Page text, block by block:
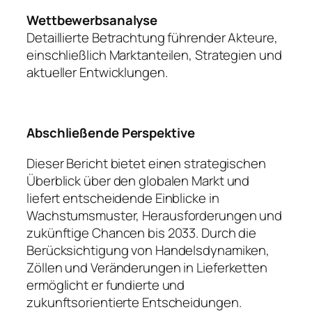
Wettbewerbsanalyse
Detaillierte Betrachtung führender Akteure,
einschließlich Marktanteilen, Strategien und
aktueller Entwicklungen.
Abschließende Perspektive
Dieser Bericht bietet einen strategischen
Überblick über den globalen Markt und
liefert entscheidende Einblicke in
Wachstumsmuster, Herausforderungen und
zukünftige Chancen bis 2033. Durch die
Berücksichtigung von Handelsdynamiken,
Zöllen und Veränderungen in Lieferketten
ermöglicht er fundierte und
zukunftsorientierte Entscheidungen.